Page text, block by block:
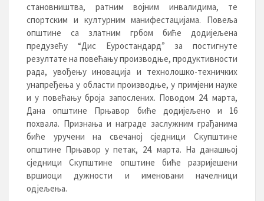
становништва, ратним војним инвалидима, те
спортским и културним манифестацијама. Повеља
општине са златним грбом биће додијељена
предузећу “Дис Еуростандард” за постигнуте
резултате на повећању производње, продуктивности
рада, увођењу иновација и технолошко-техничких
унапређења у области производње, у примјени науке
и у повећању броја запослених. Поводом 24. марта,
Дана општине Прњавор биће додијељено и 16
похвала. Признања и награде заслужним грађанима
биће уручени на свечаној сједници Скупштине
општине Прњавор у петак, 24. марта. На данашњој
сједници Скупштине општине биће разријешени
вршиоци дужности и именовани начелници
одјељења.